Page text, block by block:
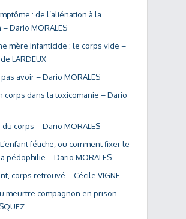
: de l’aliénation à la
Dario MORALES
mère infanticide : le corps vide –
LARDEUX
avoir – Dario MORALES
corps dans la toxicomanie – Dario
corps – Dario MORALES
L’enfant fétiche, ou comment fixer le
pédophilie – Dario MORALES
corps retrouvé – Cécile VIGNE
meurtre compagnon en prison –